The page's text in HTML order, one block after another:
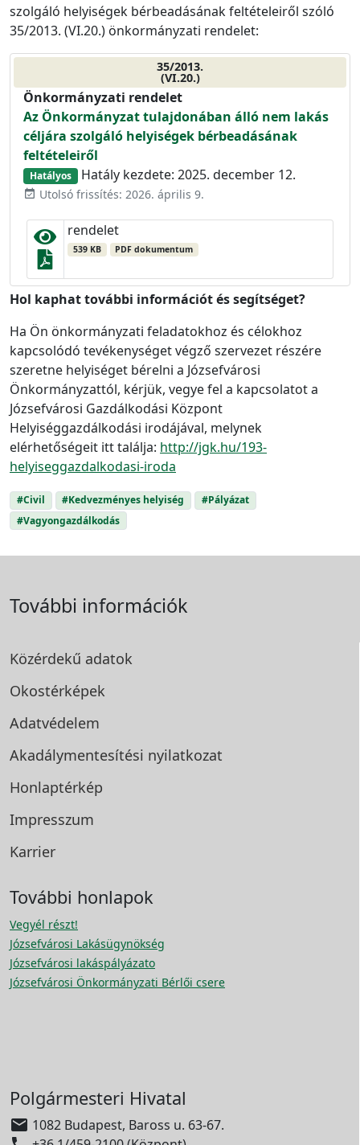
szolgáló helyiségek bérbeadásának feltételeiről szóló
35/2013. (VI.20.) önkormányzati rendelet:
35/2013.
(VI.20.)
Önkormányzati rendelet
Az Önkormányzat tulajdonában álló nem lakás
céljára szolgáló helyiségek bérbeadásának
feltételeiről
Hatályos Hatály kezdete: 2025. december 12.
event_available Utolsó frissítés: 2026. április 9.
rendelet
539 KB PDF dokumentum
Hol kaphat további információt és segítséget?
Ha Ön önkormányzati feladatokhoz és célokhoz
kapcsolódó tevékenységet végző szervezet részére
szeretne helyiséget bérelni a Józsefvárosi
Önkormányzattól, kérjük, vegye fel a kapcsolatot a
Józsefvárosi Gazdálkodási Központ
Helyiséggazdálkodási irodájával, melynek
elérhetőségeit itt találja: http://jgk.hu/193-
helyiseggazdalkodasi-iroda
#Civil #Kedvezményes helyiség
#Pályázat
#Vagyongazdálkodás
További információk
Közérdekű adatok
Okostérképek
Adatvédelem
Akadálymentesítési nyilatkozat
Honlaptérkép
Impresszum
Karrier
További honlapok
Vegyél részt!
Józsefvárosi Lakásügynökség
Józsefvárosi lakáspályázato
Józsefvárosi Önkormányzati Bérlői csere
Polgármesteri Hivatal
 1082 Budapest, Baross u. 63-67.